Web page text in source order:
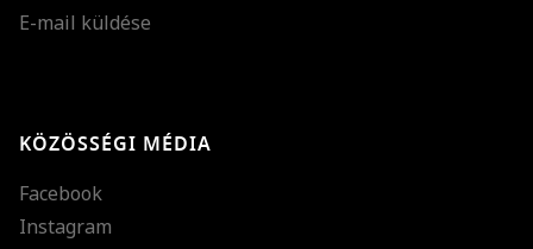
E-mail küldése
KÖZÖSSÉGI MÉDIA
Facebook
Instagram